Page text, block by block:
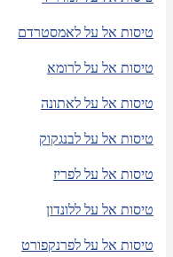
טיסות אל על לאמסטרדם
טיסות אל על לרומא
טיסות אל על לאתונה
טיסות אל על לבנגקוק
טיסות אל על לפריז
טיסות אל על ללונדון
טיסות אל על לפרנקפורט